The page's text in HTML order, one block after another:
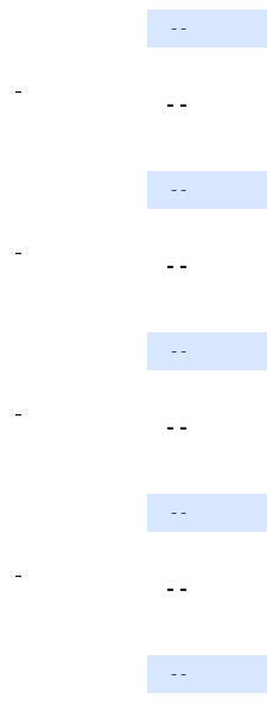
- -
-
- -
- -
-
- -
- -
-
- -
- -
-
- -
- -